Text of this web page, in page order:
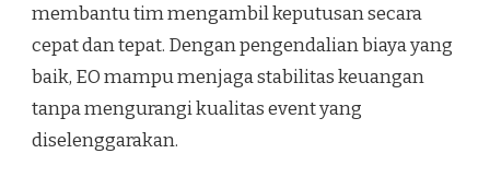
membantu tim mengambil keputusan secara
cepat dan tepat. Dengan pengendalian biaya yang
baik, EO mampu menjaga stabilitas keuangan
tanpa mengurangi kualitas event yang
diselenggarakan.